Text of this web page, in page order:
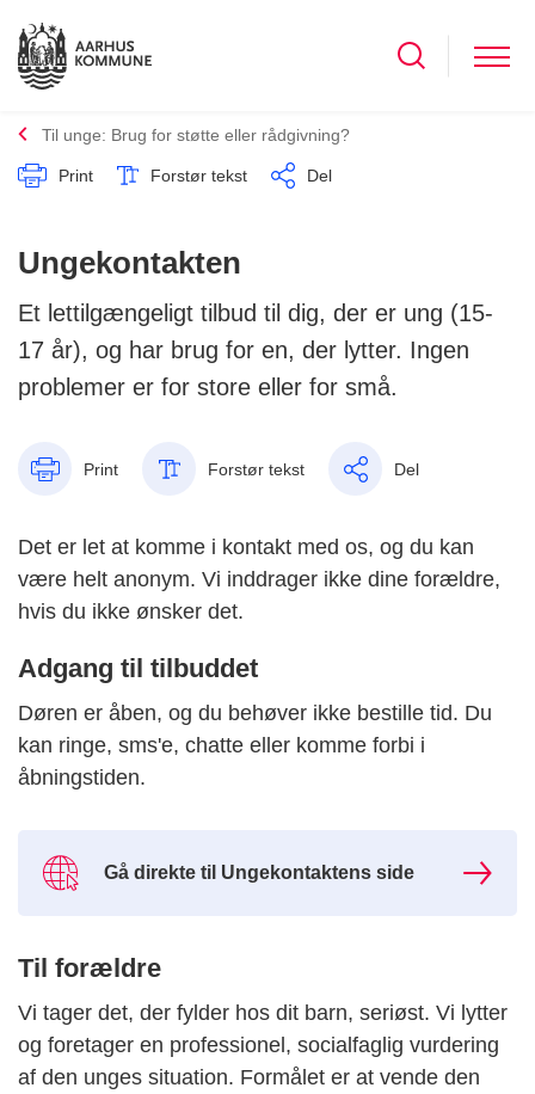
Til unge: Brug for støtte eller rådgivning?
Print Forstør tekst Del
Ungekontakten
Et lettilgængeligt tilbud til dig, der er ung (15-
17 år), og har brug for en, der lytter. Ingen
problemer er for store eller for små.
Print Forstør tekst Del
Det er let at komme i kontakt med os, og du kan
være helt anonym. Vi inddrager ikke dine forældre,
hvis du ikke ønsker det.
Adgang til tilbuddet
Døren er åben, og du behøver ikke bestille tid. Du
kan ringe, sms'e, chatte eller komme forbi i
åbningstiden.
Gå direkte til Ungekontaktens side
Til forældre
Vi tager det, der fylder hos dit barn, seriøst. Vi lytter
og foretager en professionel, socialfaglig vurdering
af den unges situation. Formålet er at vende den